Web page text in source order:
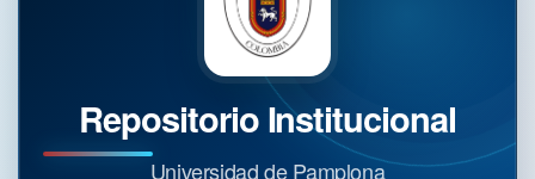
Repositorio Institucional
Universidad de Pamplona